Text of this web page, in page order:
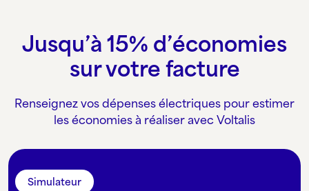
Jusqu’à 15% d’économies
sur votre facture
Renseignez vos dépenses électriques pour estimer
les économies à réaliser avec Voltalis
Simulateur